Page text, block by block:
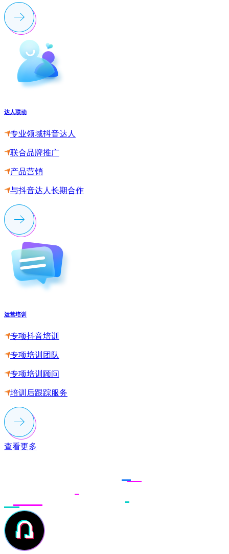
达人联动
专业领域抖音达人
联合品牌推广
产品营销
与抖音达人长期合作
运营培训
专项抖音培训
专项培训团队
专项培训顾问
培训后跟踪服务
查看更多